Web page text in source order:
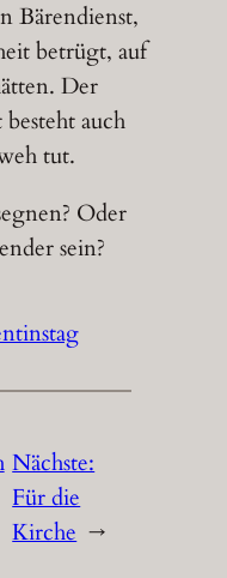
Bärendienst,
betrügt, auf
Der
auch
tut.
Oder
sein?
Nächste:
Für die
Kirche →